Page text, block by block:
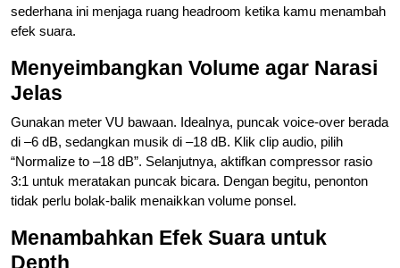
sederhana ini menjaga ruang headroom ketika kamu menambah
efek suara.
Menyeimbangkan Volume agar Narasi
Jelas
Gunakan meter VU bawaan. Idealnya, puncak voice-over berada
di –6 dB, sedangkan musik di –18 dB. Klik clip audio, pilih
“Normalize to –18 dB”. Selanjutnya, aktifkan compressor rasio
3:1 untuk meratakan puncak bicara. Dengan begitu, penonton
tidak perlu bolak-balik menaikkan volume ponsel.
Menambahkan Efek Suara untuk
Depth